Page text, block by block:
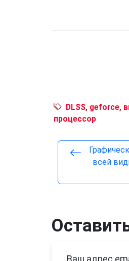
DLSS, geforce,
процессор
всей
Ваш адрес